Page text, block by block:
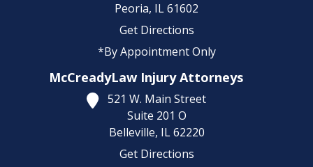
Peoria, IL61602
Get Directions
*By Appointment Only
McCreadyLaw Injury Attorneys
521 W. Main Street
Suite 201 O
Belleville, IL 62220
Get Directions